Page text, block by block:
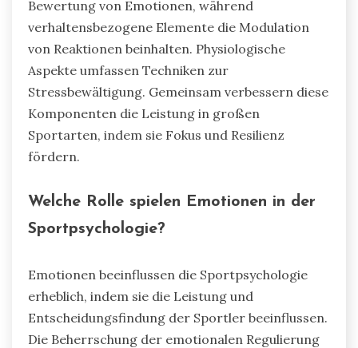
Bewertung von Emotionen, während
verhaltensbezogene Elemente die Modulation
von Reaktionen beinhalten. Physiologische
Aspekte umfassen Techniken zur
Stressbewältigung. Gemeinsam verbessern diese
Komponenten die Leistung in großen
Sportarten, indem sie Fokus und Resilienz
fördern.
Welche Rolle spielen Emotionen in der
Sportpsychologie?
Emotionen beeinflussen die Sportpsychologie
erheblich, indem sie die Leistung und
Entscheidungsfindung der Sportler beeinflussen.
Die Beherrschung der emotionalen Regulierung